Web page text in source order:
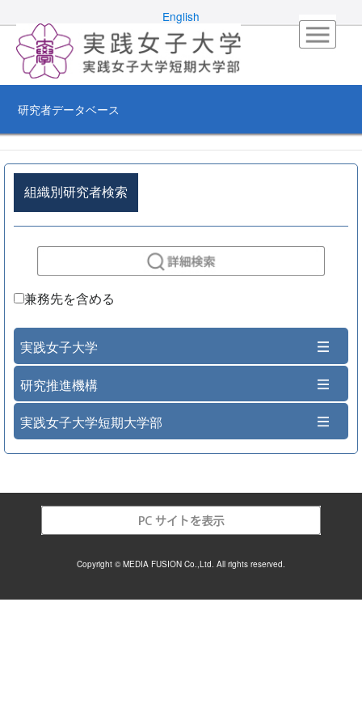
English
研究者データベース
組織別研究者検索
兼務先を含める
実践女子大学
研究推進機構
実践女子大学短期大学部
Copyright © MEDIA FUSION Co.,Ltd. All rights reserved.